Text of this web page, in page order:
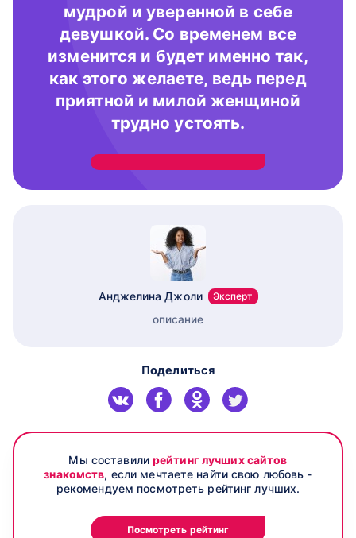
мудрой и уверенной в себе
девушкой. Со временем все
изменится и будет именно так,
как этого желаете, ведь перед
приятной и милой женщиной
трудно устоять.
Анджелина Джоли Эксперт
описание
Поделиться
Мы составилирейтинг лучших сайтов
знакомств, если мечтаете найти свою любовь -
рекомендуем посмотреть рейтинг лучших.
Посмотреть рейтинг